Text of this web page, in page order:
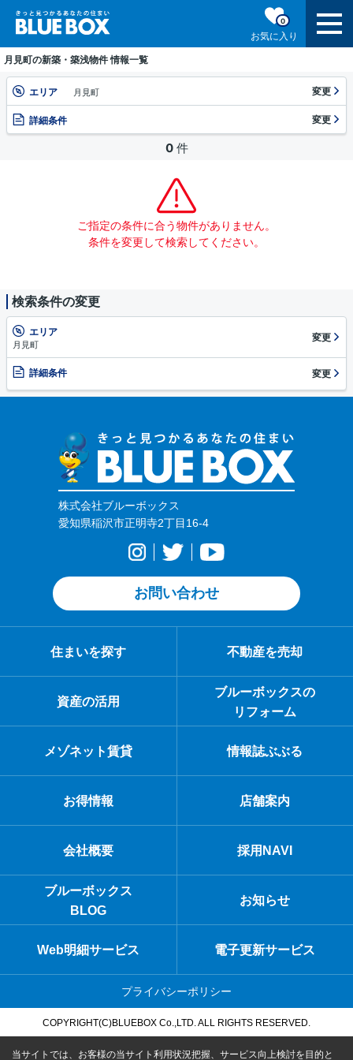
お気に入り
0
月見町の新築・築浅物件 情報一覧
エリア 月見町 変更
詳細条件 変更
0 件
ご指定の条件に合う物件がありません。
条件を変更して検索してください。
検索条件の変更
エリア
月見町
変更
詳細条件 変更
株式会社ブルーボックス
愛知県稲沢市正明寺2丁目16-4
お問い合わせ
住まいを探す 不動産を売却
資産の活用
ブルーボックスの
リフォーム
メゾネット賃貸 情報誌ぶぶる
お得情報 店舗案内
会社概要 採用NAVI
ブルーボックス
BLOG
お知らせ
Web明細サービス 電子更新サービス
プライバシーポリシー
COPYRIGHT(C)BLUEBOX Co.,LTD. ALL RIGHTS RESERVED.
当サイトでは、お客様の当サイト利用状況把握、サービス向上検討を目的と